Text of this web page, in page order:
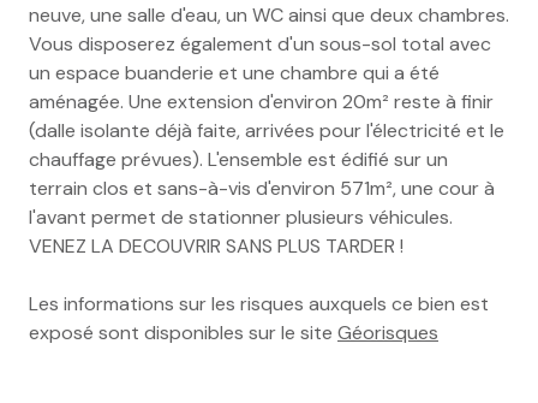
neuve, une salle d'eau, un WC ainsi que deux chambres.
Vous disposerez également d'un sous-sol total avec
un espace buanderie et une chambre qui a été
aménagée. Une extension d'environ 20m² reste à finir
(dalle isolante déjà faite, arrivées pour l'électricité et le
chauffage prévues). L'ensemble est édifié sur un
terrain clos et sans-à-vis d'environ 571m², une cour à
l'avant permet de stationner plusieurs véhicules.
VENEZ LA DECOUVRIR SANS PLUS TARDER !
Les informations sur les risques auxquels ce bien est
exposé sont disponibles sur le site Géorisques